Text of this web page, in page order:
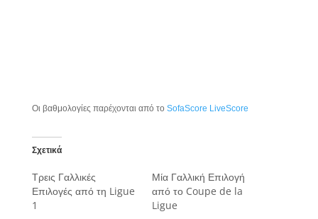
Οι βαθμολογίες παρέχονται από το SofaScore LiveScore
Σχετικά
Τρεις Γαλλικές
Επιλογές από τη Ligue
1
Μία Γαλλική Επιλογή
από το Coupe de la
Ligue